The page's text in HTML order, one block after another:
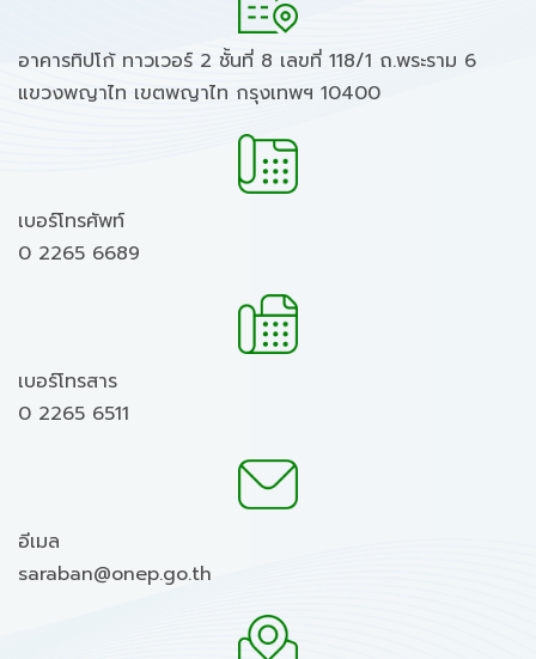
อาคารทิปโก้ ทาวเวอร์ 2 ชั้นที่ 8 เลขที่ 118/1 ถ.พระราม 6
แขวงพญาไท เขตพญาไท กรุงเทพฯ 10400
เบอร์โทรศัพท์
0 2265 6689
เบอร์โทรสาร
0 2265 6511
อีเมล
saraban@onep.go.th